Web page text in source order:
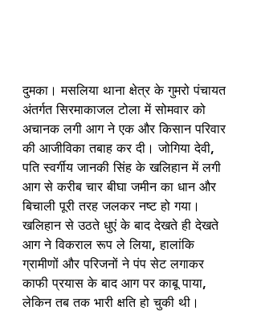
दुमका। मसलिया थाना क्षेत्र के गुमरो पंचायत
अंतर्गत सिरमाकाजल टोला में सोमवार को
अचानक लगी आग ने एक और किसान परिवार
की आजीविका तबाह कर दी। जोगिया देवी,
पति स्वर्गीय जानकी सिंह के खलिहान में लगी
आग से करीब चार बीघा जमीन का धान और
बिचाली पूरी तरह जलकर नष्ट हो गया।
खलिहान से उठते धुएं के बाद देखते ही देखते
आग ने विकराल रूप ले लिया, हालांकि
ग्रामीणों और परिजनों ने पंप सेट लगाकर
काफी प्रयास के बाद आग पर काबू पाया,
लेकिन तब तक भारी क्षति हो चुकी थी।